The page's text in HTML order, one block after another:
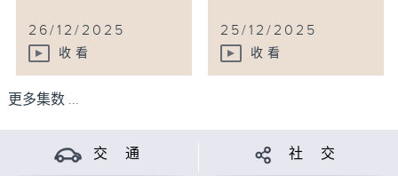
26/12/2025
收看
25/12/2025
收看
更多集数 ...
交 通 社 交